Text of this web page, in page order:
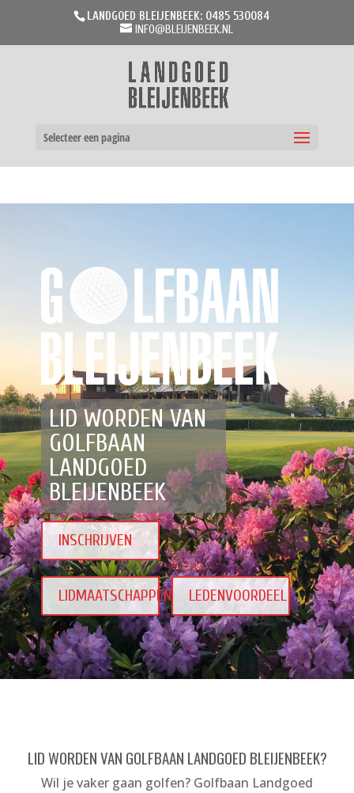
LANDGOED BLEIJENBEEK: 0485 530084
INFO@BLEIJENBEEK.NL
Selecteer een pagina
LID WORDEN VAN
GOLFBAAN
LANDGOED
BLEIJENBEEK
INSCHRIJVEN
LIDMAATSCHAPPEN LEDENVOORDEEL
LID WORDEN VAN GOLFBAAN LANDGOED BLEIJENBEEK?
Wil je vaker gaan golfen? Golfbaan Landgoed